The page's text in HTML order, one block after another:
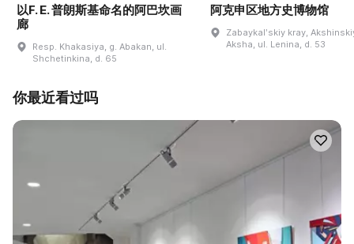
以F. E. 普朗斯基命名的阿巴坎画
廊
Resp. Khakasiya, g. Abakan, ul.
Shchetinkina, d. 65
阿克申区地方史博物馆
Zabaykalʹskiy kray,
Aksha, ul. Lenina, d. 53
你最近看过吗